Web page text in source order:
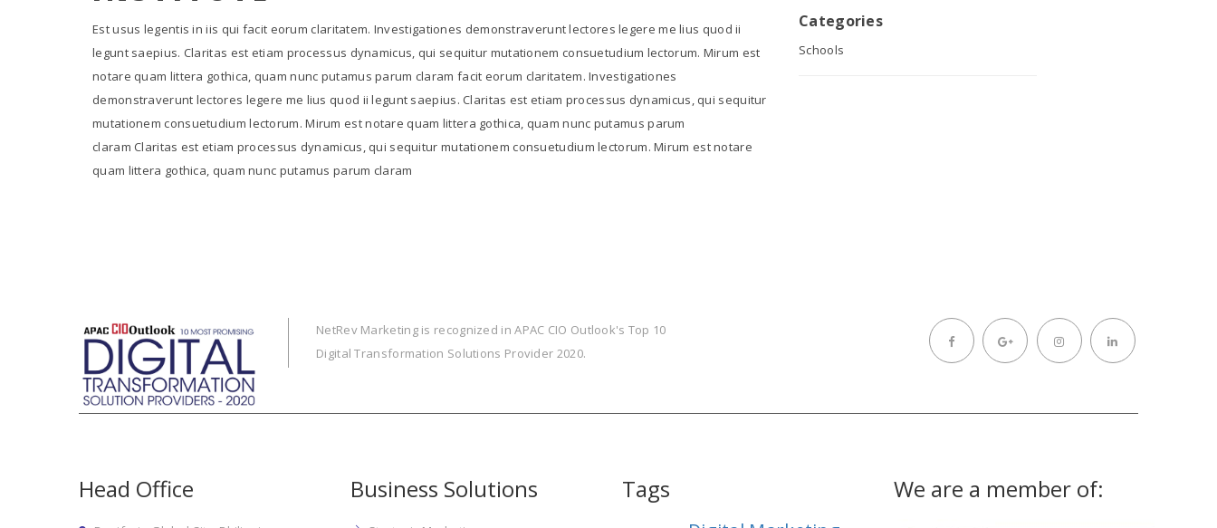
Est usus legentis in iis qui facit eorum claritatem. Investigationes demonstraverunt lectores legere me lius quod ii
legunt saepius. Claritas est etiam processus dynamicus, qui sequitur mutationem consuetudium lectorum. Mirum est
notare quam littera gothica, quam nunc putamus parum claram facit eorum claritatem. Investigationes
demonstraverunt lectores legere me lius quod ii legunt saepius. Claritas est etiam processus dynamicus, qui sequitur
mutationem consuetudium lectorum. Mirum est notare quam littera gothica, quam nunc putamus parum
claram Claritas est etiam processus dynamicus, qui sequitur mutationem consuetudium lectorum. Mirum est notare
quam littera gothica, quam nunc putamus parum claram
Categories
Schools
NetRev Marketing is recognized in APAC CIO Outlook's Top 10
Digital Transformation Solutions Provider 2020.
Head Office Business Solutions Tags We are a member of: